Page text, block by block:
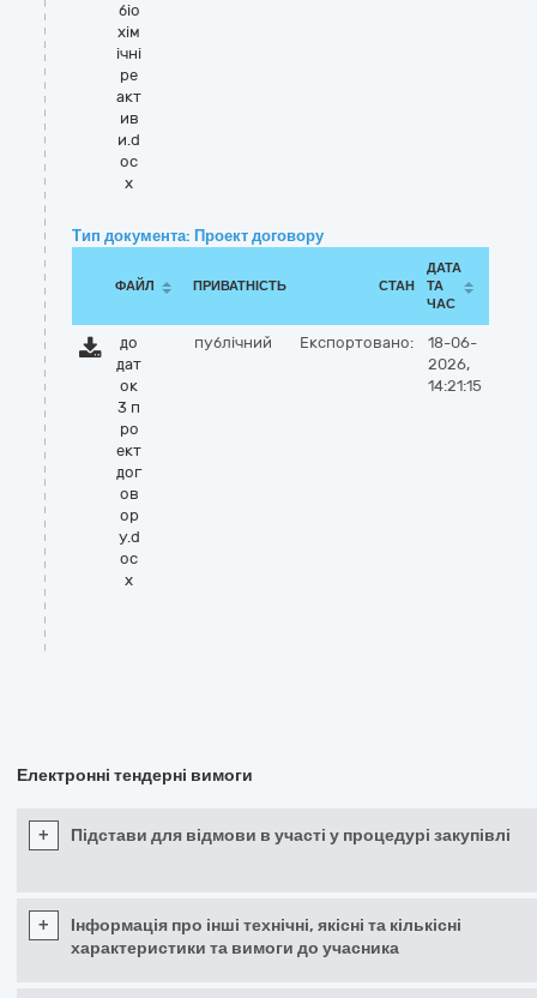
біо
хім
ічні
ре
акт
ив
и.d
oc
x
Тип документа: Проект договору
ФАЙЛ ПРИВАТНІСТЬ СТАН
ДАТА
ТА
ЧАС
до
дат
ок
3 п
ро
ект
дог
ов
ор
у.d
oc
x
публічний Експортовано:
18-06-
2026,
14:21:15
Електронні тендерні вимоги
+ Підстави для відмови в участі у процедурі закупівлі
+
Інформація про інші технічні, якісні та кількісні
характеристики та вимоги до учасника